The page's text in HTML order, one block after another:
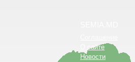
О сайте
Новости